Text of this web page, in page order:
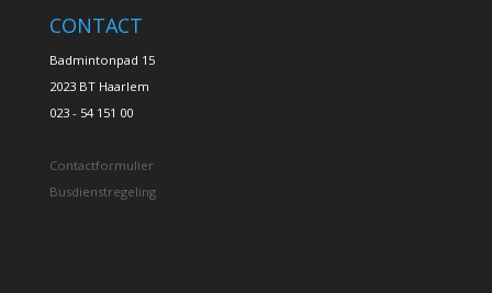
CONTACT
Badmintonpad 15
2023 BT Haarlem
023 - 54 151 00
Contactformulier
Busdienstregeling